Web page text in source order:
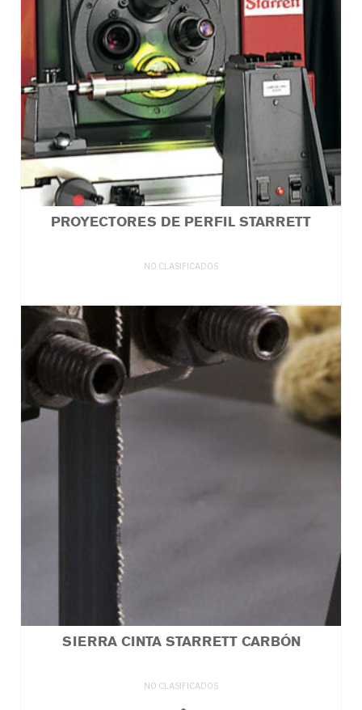
PROYECTORES DE PERFIL STARRETT
NO CLASIFICADOS
SIERRA CINTA STARRETT CARBÓN
NO CLASIFICADOS